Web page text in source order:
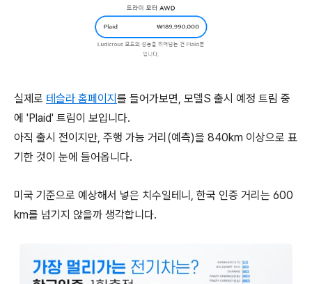
실제로 테슬라 홈페이지를 들어가보면, 모델S 출시 예정 트림 중
에 'Plaid' 트림이 보입니다.
아직 출시 전이지만, 주행 가능 거리(예측)을 840km 이상으로 표
기한 것이 눈에 들어옵니다.
미국 기준으로 예상해서 넣은 치수일테니, 한국 인증 거리는 600
km를 넘기지 않을까 생각합니다.